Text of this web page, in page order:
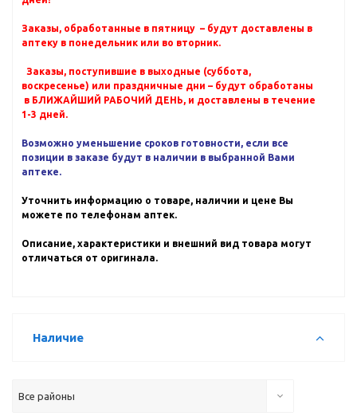
Заказы, обработанные в пятницу – будут доставлены в
аптеку в понедельник или во вторник.
Заказы, поступившие в выходные (суббота,
воскресенье) или праздничные дни – будут обработаны
в БЛИЖАЙШИЙ РАБОЧИЙ ДЕНЬ, и доставлены в течение
1-3 дней.
Возможно уменьшение сроков готовности, если все
позиции в заказе будут в наличии в выбранной Вами
аптеке.
Уточнить информацию о товаре, наличии и цене Вы
можете по телефонам аптек.
Описание, характеристики и внешний вид товара могут
отличаться от оригинала.
Наличие
Все районы